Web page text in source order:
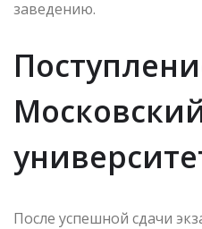
заведению.
После успешной сдачи